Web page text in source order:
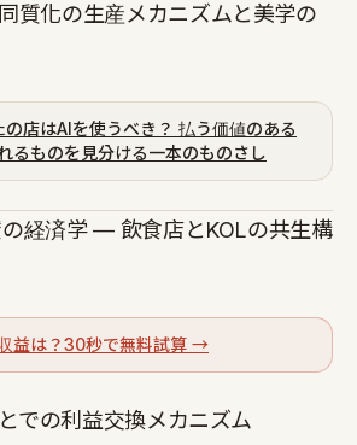
質化の生産メカニズムと美学の
の店はAIを使うべき？ 払う価値のある
るものを見分ける一本のものさし
経済学 — 飲食店とKOLの共生構
益は？30秒で無料試算 →
での利益交換メカニズム